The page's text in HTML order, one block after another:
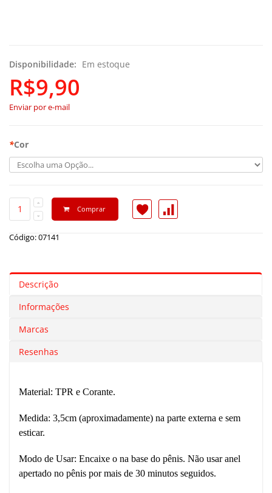
Disponibilidade: Em estoque
R$9,90
Enviar por e-mail
*Cor
Comprar
Código: 07141
Descrição
Informações
Marcas
Resenhas
Material: TPR e Corante.
Medida: 3,5cm (aproximadamente) na parte externa e sem
esticar.
Modo de Usar: Encaixe o na base do pênis. Não usar anel
apertado no pênis por mais de 30 minutos seguidos.